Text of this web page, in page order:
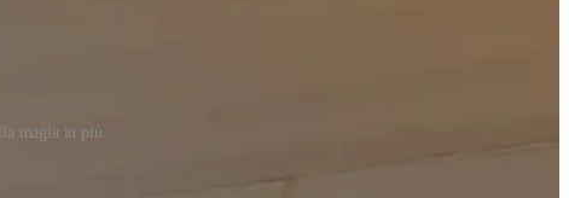
magia in più.